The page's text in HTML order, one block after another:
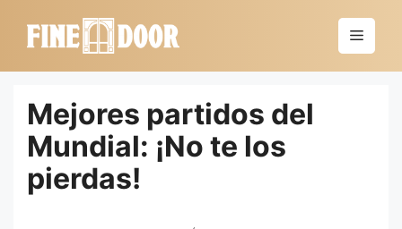
Menú
Mejores partidos del
Mundial: ¡No te los
pierdas!